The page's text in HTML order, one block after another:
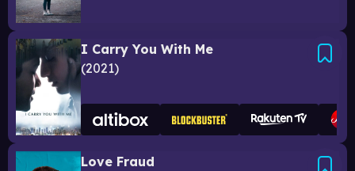
I Carry You With Me
2021
Love Fraud